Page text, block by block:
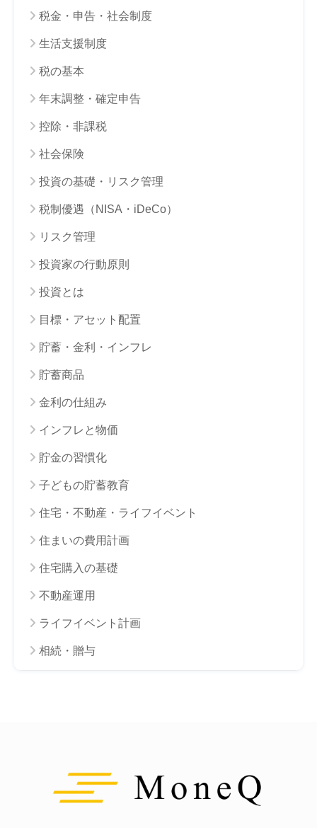
税金・申告・社会制度
生活支援制度
税の基本
年末調整・確定申告
控除・非課税
社会保険
投資の基礎・リスク管理
税制優遇（NISA・iDeCo）
リスク管理
投資家の行動原則
投資とは
目標・アセット配置
貯蓄・金利・インフレ
貯蓄商品
金利の仕組み
インフレと物価
貯金の習慣化
子どもの貯蓄教育
住宅・不動産・ライフイベント
住まいの費用計画
住宅購入の基礎
不動産運用
ライフイベント計画
相続・贈与